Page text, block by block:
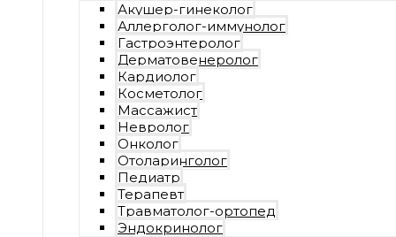
Акушер-гинеколог
Аллерголог-иммунолог
Гастроэнтеролог
Дерматовенеролог
Кардиолог
Косметолог
Массажист
Невролог
Онколог
Отоларинголог
Педиатр
Терапевт
Травматолог-ортопед
Эндокринолог